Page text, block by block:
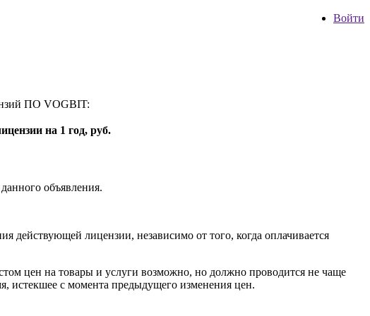
Войти
ПО VOGBIT:
на 1 год, руб.
объявления.
действующей лицензии, независимо от того, когда оплачивается
цен на товары и услуги возможно, но должно проводится не чаще
истекшее с момента предыдущего изменения цен.